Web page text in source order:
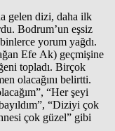
gelen dizi, daha ilk
Bodrum’un eşsiz
yorum yağdı.
Efe Ak) geçmişine
topladı. Birçok
olacağını belirtti.
“Her şeyi
“Diziyi çok
çok güzel” gibi